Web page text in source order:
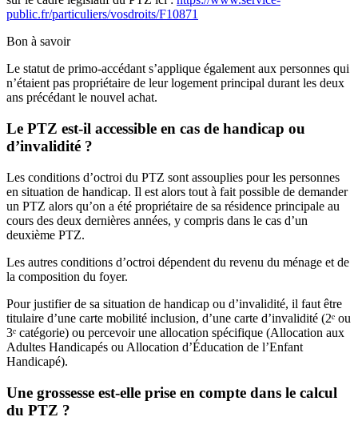
public.fr/particuliers/vosdroits/F10871
Bon à savoir
Le statut de primo-accédant s’applique également aux personnes qui
n’étaient pas propriétaire de leur logement principal durant les deux
ans précédant le nouvel achat.
Le PTZ est-il accessible en cas de handicap ou
d’invalidité ?
Les conditions d’octroi du PTZ sont assouplies pour les personnes
en situation de handicap. Il est alors tout à fait possible de demander
un PTZ alors qu’on a été propriétaire de sa résidence principale au
cours des deux dernières années, y compris dans le cas d’un
deuxième PTZ.
Les autres conditions d’octroi dépendent du revenu du ménage et de
la composition du foyer.
Pour justifier de sa situation de handicap ou d’invalidité, il faut être
titulaire d’une carte mobilité inclusion, d’une carte d’invalidité (2ᵉ ou
3ᵉ catégorie) ou percevoir une allocation spécifique (Allocation aux
Adultes Handicapés ou Allocation d’Éducation de l’Enfant
Handicapé).
Une grossesse est-elle prise en compte dans le calcul
du PTZ ?